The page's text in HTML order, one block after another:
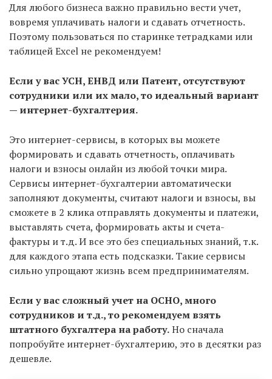
Для любого бизнеса важно правильно вести учет,
вовремя уплачивать налоги и сдавать отчетность.
Поэтому пользоваться по старинке тетрадками или
таблицей Excel не рекомендуем!
Если у вас УСН, ЕНВД или Патент, отсутствуют
сотрудники или их мало, то идеальный вариант
— интернет-бухгалтерия.
Это интернет-сервисы, в которых вы можете
формировать и сдавать отчетность, оплачивать
налоги и взносы онлайн из любой точки мира.
Сервисы интернет-бухгалтерии автоматически
заполняют документы, считают налоги и взносы, вы
сможете в 2 клика отправлять документы и платежи,
выставлять счета, формировать акты и счета-
фактуры и т.д. И все это без специальных знаний, т.к.
для каждого этапа есть подсказки. Такие сервисы
сильно упрощают жизнь всем предпринимателям.
Если у вас сложный учет на ОСНО, много
сотрудников и т.д., то рекомендуем взять
штатного бухгалтера на работу.Но сначала
попробуйте интернет-бухгалтерию, это в десятки раз
дешевле.